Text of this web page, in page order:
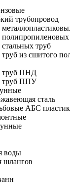
трубопровод
труб
из сшитого
труб ПНД
труб ППУ
сталь
АБС пластик
воды
шлангов